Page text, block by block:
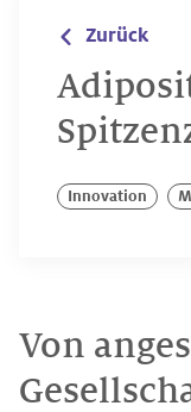
Zurück
Innovation
Von